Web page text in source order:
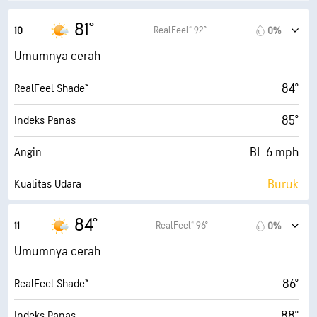
Jarak Pandang 10 mi
Ketinggian Awan
10 81° RealFeel® 92° 0%
Umumnya cerah
RealFeel Shade™ 84°
Indeks Panas 85°
Angin BL 6 mph
Kualitas Udara Buruk
Indeks UV Maks
Angin Kencang
Kelembapan 67%
Titik Embun 70° F
11 84° RealFeel® 96° 0%
Umumnya cerah
RealFeel Shade™ 86°